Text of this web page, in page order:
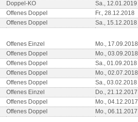
Doppel-KO Sa., 12.01.2019
Offenes Doppel Fr., 28.12.2018
Offenes Doppel Sa., 15.12.2018
Offenes Einzel Mo., 17.09.2018
Offenes Doppel Mo., 03.09.2018
Offenes Doppel Sa., 01.09.2018
Offenes Doppel Mo., 02.07.2018
Offenes Doppel Sa., 03.02.2018
Offenes Einzel Do., 21.12.2017
Offenes Doppel Mo., 04.12.2017
Offenes Doppel Mo., 06.11.2017